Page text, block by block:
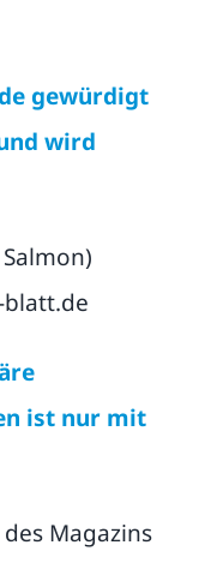
gewürdigt
wird
blatt.de
ist nur mit
des Magazins